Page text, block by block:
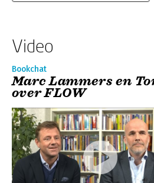
Video
Bookchat
Marc Lammers en
over FLOW